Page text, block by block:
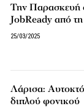
Την Παρασκευή
JobReady από
25/03/2025
Λάρισα:
διπλού φονικού